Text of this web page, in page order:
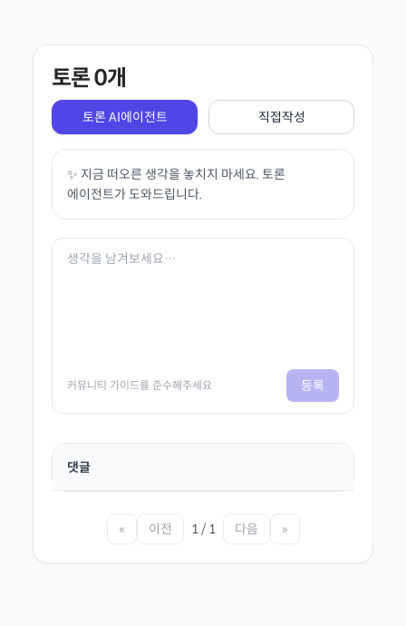
토론0개
토론 AI에이전트 직접작성
✨ 지금 떠오른 생각을 놓치지 마세요. 토론
에이전트가 도와드립니다.
커뮤니티 가이드를 준수해주세요 등록
댓글
« 이전 1 / 1 다음 »